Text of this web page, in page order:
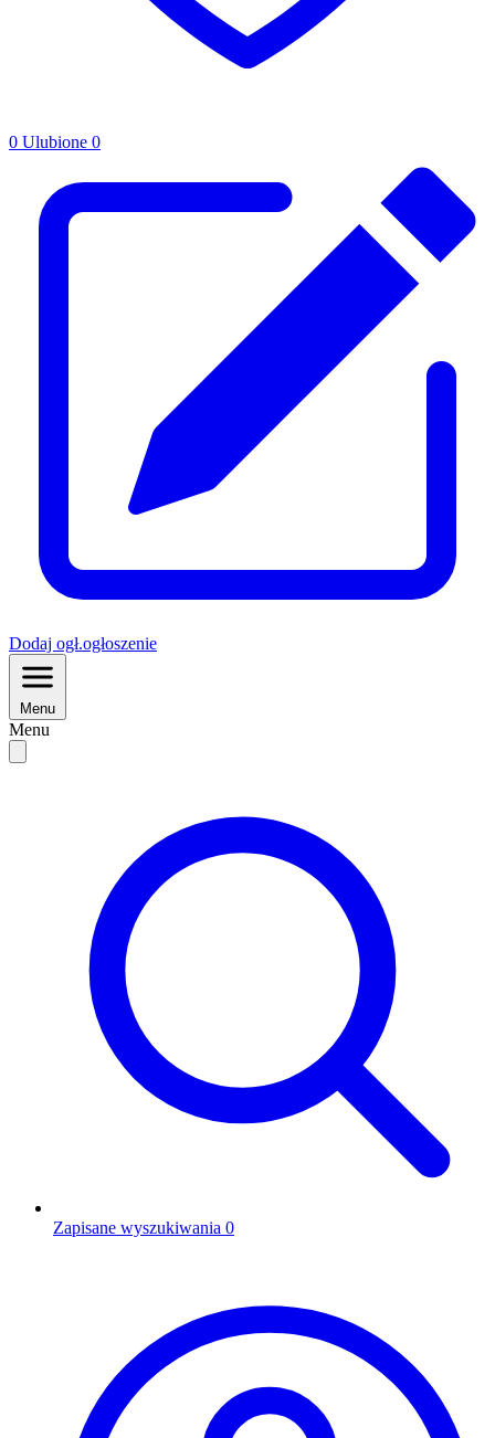
0 Ulubione 0
Dodaj ogł.ogłoszenie
Menu
Menu
Zapisane wyszukiwania 0